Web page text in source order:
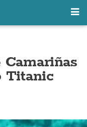
Titanic